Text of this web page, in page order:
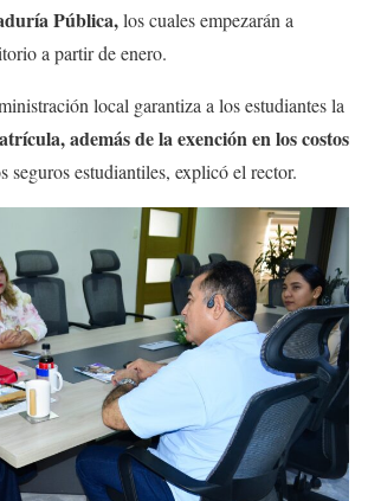
Pública,los cuales empezarán a
a partir de enero.
local garantiza a los estudiantes la
además de la exención en los costos
seguros estudiantiles, explicó el rector.